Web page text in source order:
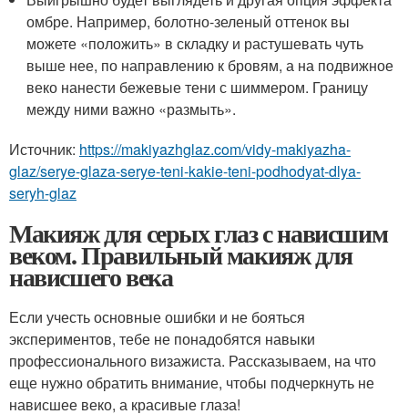
омбре. Например, болотно-зеленый оттенок вы
можете «положить» в складку и растушевать чуть
выше нее, по направлению к бровям, а на подвижное
веко нанести бежевые тени с шиммером. Границу
между ними важно «размыть».
Источник: https://makiyazhglaz.com/vidy-makiyazha-
glaz/serye-glaza-serye-teni-kakie-teni-podhodyat-dlya-
seryh-glaz
Макияж для серых глаз с нависшим
веком. Правильный макияж для
нависшего века
Если учесть основные ошибки и не бояться
экспериментов, тебе не понадобятся навыки
профессионального визажиста. Рассказываем, на что
еще нужно обратить внимание, чтобы подчеркнуть не
нависшее веко, а красивые глаза!